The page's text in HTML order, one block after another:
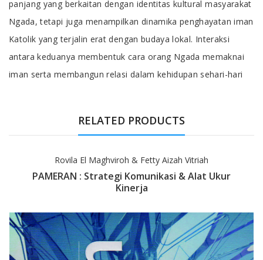
panjang yang berkaitan dengan identitas kultural masyarakat
Ngada, tetapi juga menampilkan dinamika penghayatan iman
Katolik yang terjalin erat dengan budaya lokal. Interaksi
antara keduanya membentuk cara orang Ngada memaknai
iman serta membangun relasi dalam kehidupan sehari-hari
RELATED PRODUCTS
Rovila El Maghviroh & Fetty Aizah Vitriah
PAMERAN : Strategi Komunikasi & Alat Ukur
Kinerja